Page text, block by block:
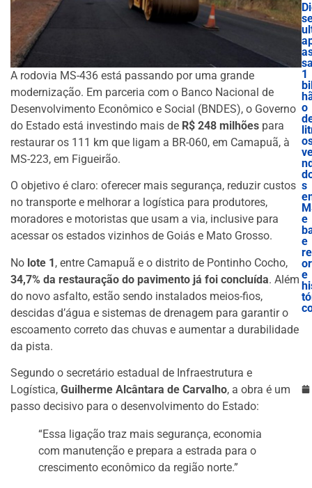
A rodovia MS-436 está passando por uma grande
modernização. Em parceria com o Banco Nacional de
Desenvolvimento Econômico e Social (BNDES), o Governo
do Estado está investindo mais de R$ 248 milhões para
restaurar os 111 km que ligam a BR-060, em Camapuã, à
MS-223, em Figueirão.
O objetivo é claro: oferecer mais segurança, reduzir custos
no transporte e melhorar a logística para produtores,
moradores e motoristas que usam a via, inclusive para
acessar os estados vizinhos de Goiás e Mato Grosso.
No lote 1, entre Camapuã e o distrito de Pontinho Cocho,
34,7% da restauração do pavimento já foi concluída. Além
do novo asfalto, estão sendo instalados meios-fios,
descidas d’água e sistemas de drenagem para garantir o
escoamento correto das chuvas e aumentar a durabilidade
da pista.
Segundo o secretário estadual de Infraestrutura e
Logística, Guilherme Alcântara de Carvalho, a obra é um
passo decisivo para o desenvolvimento do Estado:
“Essa ligação traz mais segurança, economia
com manutenção e prepara a estrada para o
crescimento econômico da região norte.”
1
o
s
e
e
e